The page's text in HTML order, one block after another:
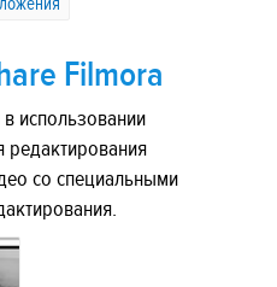
Filmora
использовании
со специальными